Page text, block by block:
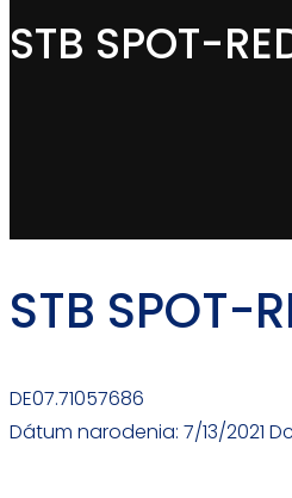
STB SPOT-
STB SPOT-
DE07.71057686
Dátum narodenia: 7/13/2021